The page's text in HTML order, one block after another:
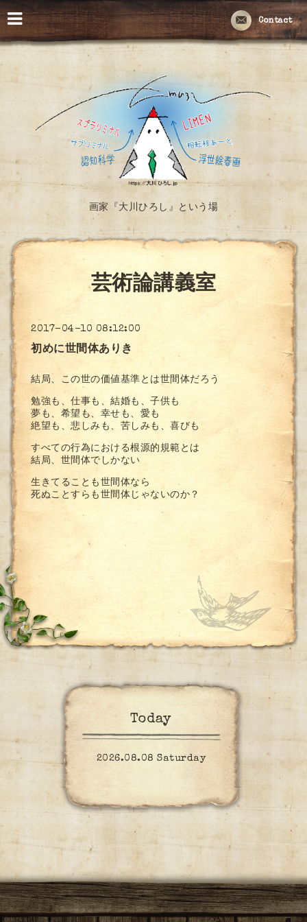
Contact
画家『大川ひろし』という場
芸術論講義室
2017-04-10 08:12:00
初めに世間体ありき
結局、この世の価値基準とは世間体だろう
勉強も、仕事も、結婚も、子供も
夢も、希望も、幸せも、愛も
絶望も、悲しみも、苦しみも、喜びも
すべての行為における根源的規範とは
結局、世間体でしかない
生きてることも世間体なら
死ぬことすらも世間体じゃないのか？
Today
2026.08.08 Saturday